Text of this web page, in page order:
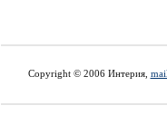
Copyright © 2006 Интерия,